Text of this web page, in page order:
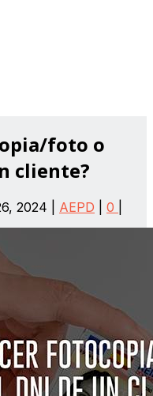
foto o
cliente?
2024 AEPD 0